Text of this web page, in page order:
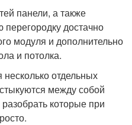
панели, а также
достачно
модуля и дополнительно
и потолка.
отдельных
между собой
которые при